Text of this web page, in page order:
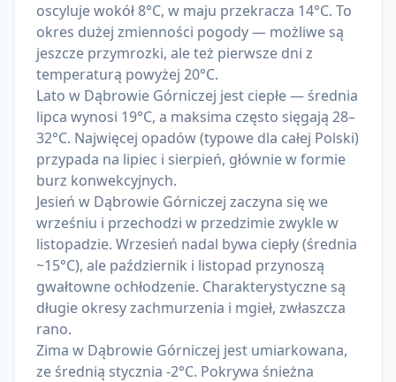
oscyluje wokół 8°C, w maju przekracza 14°C. To
okres dużej zmienności pogody — możliwe są
jeszcze przymrozki, ale też pierwsze dni z
temperaturą powyżej 20°C.
Lato w Dąbrowie Górniczej jest ciepłe — średnia
lipca wynosi 19°C, a maksima często sięgają 28–
32°C. Najwięcej opadów (typowe dla całej Polski)
przypada na lipiec i sierpień, głównie w formie
burz konwekcyjnych.
Jesień w Dąbrowie Górniczej zaczyna się we
wrześniu i przechodzi w przedzimie zwykle w
listopadzie. Wrzesień nadal bywa ciepły (średnia
~15°C), ale październik i listopad przynoszą
gwałtowne ochłodzenie. Charakterystyczne są
długie okresy zachmurzenia i mgieł, zwłaszcza
rano.
Zima w Dąbrowie Górniczej jest umiarkowana,
ze średnią stycznia -2°C. Pokrywa śnieżna